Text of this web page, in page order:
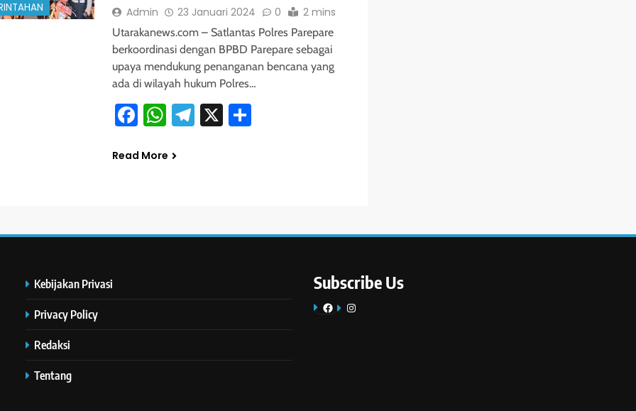
Admin 23 Januari 2024 0 2 mins
Utarakanews.com – Satlantas Polres Parepare
berkoordinasi dengan BPBD Parepare sebagai
upaya mendukung penanganan bencana yang
ada di wilayah hukum Polres…
Facebook
WhatsApp
Telegram
X Share
Read More
Kebijakan Privasi
Privacy Policy
Redaksi
Tentang
Subscribe Us
FacebookInstagram